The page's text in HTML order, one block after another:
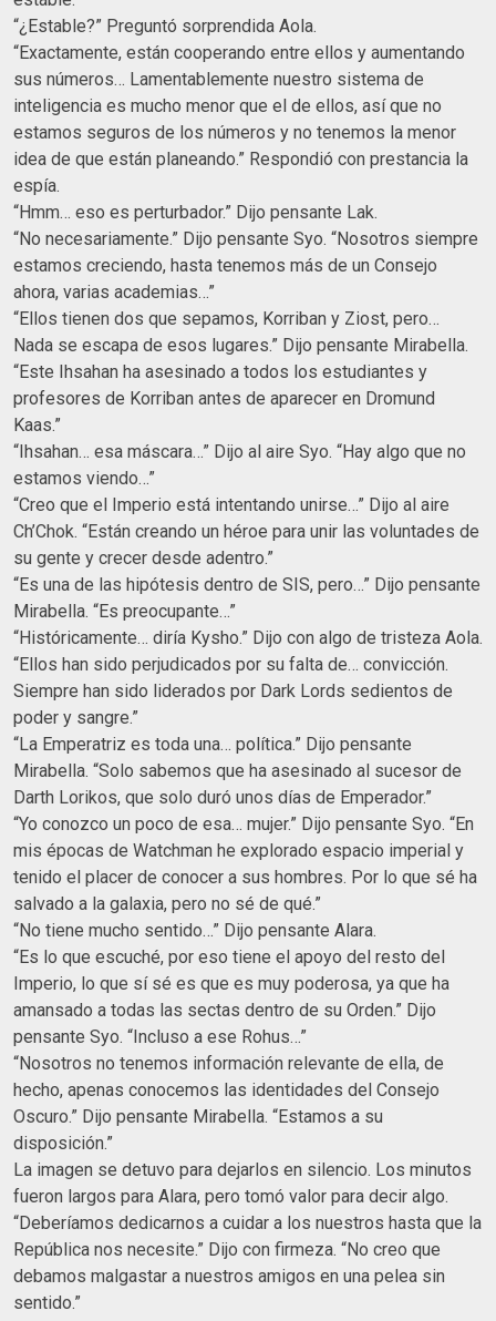
“¿Estable?” Preguntó sorprendida Aola.
“Exactamente, están cooperando entre ellos y aumentando
sus números… Lamentablemente nuestro sistema de
inteligencia es mucho menor que el de ellos, así que no
estamos seguros de los números y no tenemos la menor
idea de que están planeando.” Respondió con prestancia la
espía.
“Hmm… eso es perturbador.” Dijo pensante Lak.
“No necesariamente.” Dijo pensante Syo. “Nosotros siempre
estamos creciendo, hasta tenemos más de un Consejo
ahora, varias academias…”
“Ellos tienen dos que sepamos, Korriban y Ziost, pero…
Nada se escapa de esos lugares.” Dijo pensante Mirabella.
“Este Ihsahan ha asesinado a todos los estudiantes y
profesores de Korriban antes de aparecer en Dromund
Kaas.”
“Ihsahan… esa máscara…” Dijo al aire Syo. “Hay algo que no
estamos viendo…”
“Creo que el Imperio está intentando unirse…” Dijo al aire
Ch’Chok. “Están creando un héroe para unir las voluntades de
su gente y crecer desde adentro.”
“Es una de las hipótesis dentro de SIS, pero…” Dijo pensante
Mirabella. “Es preocupante…”
“Históricamente… diría Kysho.” Dijo con algo de tristeza Aola.
“Ellos han sido perjudicados por su falta de… convicción.
Siempre han sido liderados por Dark Lords sedientos de
poder y sangre.”
“La Emperatriz es toda una… política.” Dijo pensante
Mirabella. “Solo sabemos que ha asesinado al sucesor de
Darth Lorikos, que solo duró unos días de Emperador.”
“Yo conozco un poco de esa… mujer.” Dijo pensante Syo. “En
mis épocas de Watchman he explorado espacio imperial y
tenido el placer de conocer a sus hombres. Por lo que sé ha
salvado a la galaxia, pero no sé de qué.”
“No tiene mucho sentido…” Dijo pensante Alara.
“Es lo que escuché, por eso tiene el apoyo del resto del
Imperio, lo que sí sé es que es muy poderosa, ya que ha
amansado a todas las sectas dentro de su Orden.” Dijo
pensante Syo. “Incluso a ese Rohus…”
“Nosotros no tenemos información relevante de ella, de
hecho, apenas conocemos las identidades del Consejo
Oscuro.” Dijo pensante Mirabella. “Estamos a su
disposición.”
La imagen se detuvo para dejarlos en silencio. Los minutos
fueron largos para Alara, pero tomó valor para decir algo.
“Deberíamos dedicarnos a cuidar a los nuestros hasta que la
República nos necesite.” Dijo con firmeza. “No creo que
debamos malgastar a nuestros amigos en una pelea sin
sentido.”